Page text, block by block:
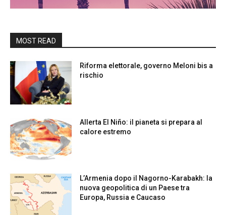
MOST READ
Riforma elettorale, governo Meloni bis a
rischio
Allerta El Niño: il pianeta si prepara al
calore estremo
L’Armenia dopo il Nagorno-Karabakh: la
nuova geopolitica di un Paese tra
Europa, Russia e Caucaso